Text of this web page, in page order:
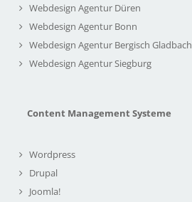
Webdesign Agentur Düren
Webdesign Agentur Bonn
Webdesign Agentur Bergisch Gladbach
Webdesign Agentur Siegburg
Content Management Systeme
Wordpress
Drupal
Joomla!